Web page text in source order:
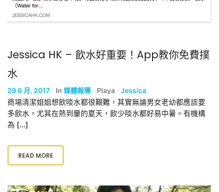
Jessica HK – 飲水好重要！App教你免費撲
水
29 6 月, 2017 In 媒體報導 Playa Jessica
商場清潔姐姐想飲啖水都很艱難，其實無論男女老幼都應該要
多飲水，尤其在熱到暈的夏天，飲少啖水都好易中暑。有機構
為 […]
READ MORE